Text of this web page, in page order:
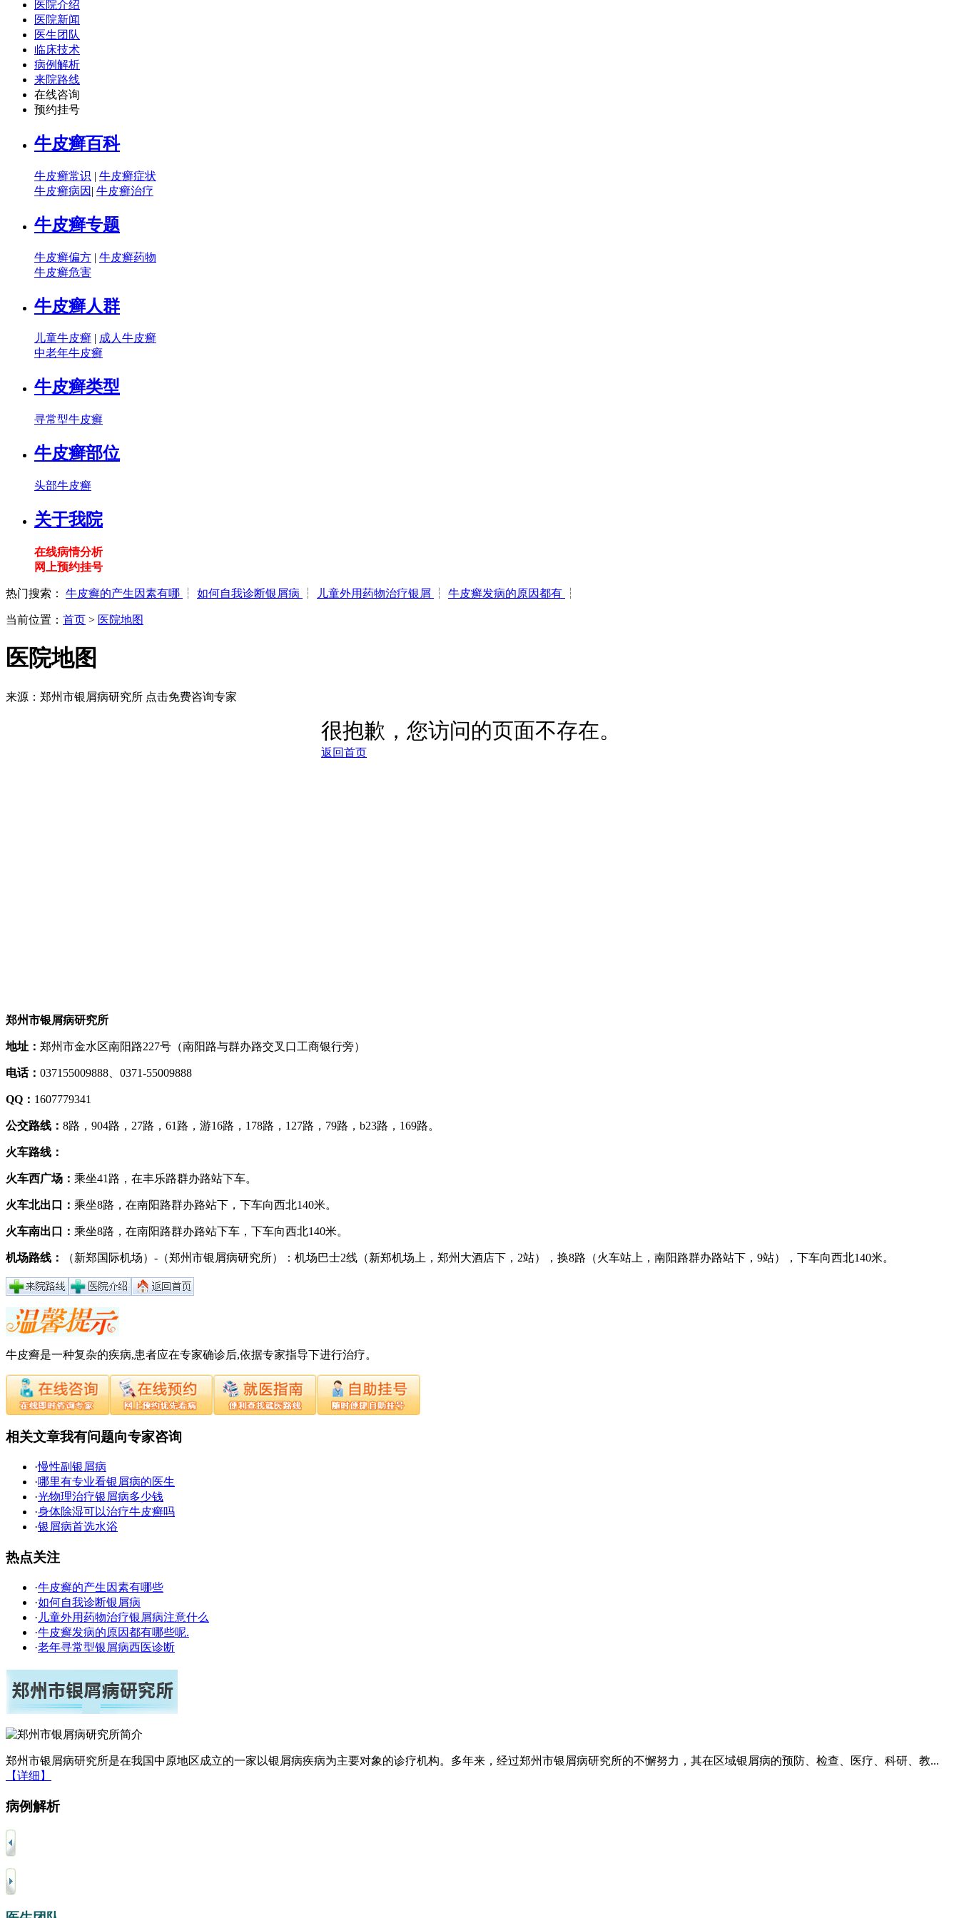
医院介绍
医院新闻
医生团队
临床技术
病例解析
来院路线
在线咨询
预约挂号
牛皮癣百科
牛皮癣常识 | 牛皮癣症状
牛皮癣病因 | 牛皮癣治疗
牛皮癣专题
牛皮癣偏方 | 牛皮癣药物
牛皮癣危害
牛皮癣人群
儿童牛皮癣 | 成人牛皮癣
中老年牛皮癣
牛皮癣类型
寻常型牛皮癣
牛皮癣部位
头部牛皮癣
关于我院
在线病情分析
网上预约挂号
热门搜索： 牛皮癣的产生因素有哪 ┆ 如何自我诊断银屑病 ┆ 儿童外用药物治疗银屑 ┆ 牛皮癣发病的原因都有 ┆
当前位置： 首页 > 医院地图
医院地图
来源：郑州市银屑病研究所 点击免费咨询专家
郑州市银屑病研究所
地址： 郑州市金水区南阳路227号（南阳路与群办路交叉口工商银行旁）
电话： 037155009888、0371-55009888
QQ： 1607779341
公交路线： 8路，904路，27路，61路，游16路，178路，127路，79路，b23路，169路。
火车路线：
火车西广场： 乘坐41路，在丰乐路群办路站下车。
火车北出口： 乘坐8路，在南阳路群办路站下，下车向西北140米。
火车南出口： 乘坐8路，在南阳路群办路站下车，下车向西北140米。
机场路线： （新郑国际机场）-（郑州市银屑病研究所）：机场巴士2线（新郑机场上，郑州大酒店下，2站），换8路（火车站上，南阳路群办路站下，9站），下车向西北140米。
牛皮癣是一种复杂的疾病,患者应在专家确诊后,依据专家指导下进行治疗。
相关文章我有问题向专家咨询
·慢性副银屑病
·哪里有专业看银屑病的医生
·光物理治疗银屑病多少钱
·身体除湿可以治疗牛皮癣吗
·银屑病首选水浴
热点关注
·牛皮癣的产生因素有哪些
·如何自我诊断银屑病
· 儿童外用药物治疗银屑病注意什么
·牛皮癣发病的原因都有哪些呢.
·老年寻常型银屑病西医诊断
郑州市银屑病研究所是在我国中原地区成立的一家以银屑病疾病为主要对象的诊疗机构。多年来，经过郑州市银屑病研究所的不懈努力，其在区域银屑病的预防、检查、医疗、科研、教...
【详细】
病例解析